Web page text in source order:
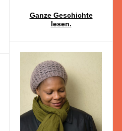
Ganze Geschichte
lesen.